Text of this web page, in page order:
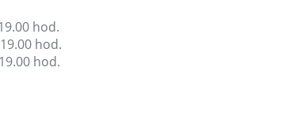
hod.
hod.
hod.